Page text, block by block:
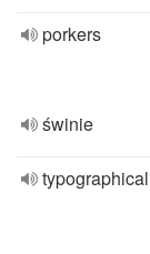
porkers
świnie
typographical